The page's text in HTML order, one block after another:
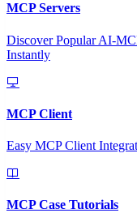
MCP Servers
Discover Popular AI-
Instantly
MCP Client
Easy MCP Client
MCP Case Tutorials